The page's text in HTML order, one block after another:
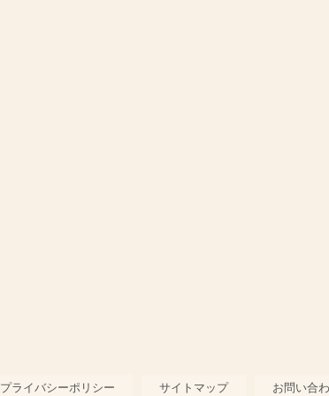
プライバシーポリシー サイトマップ お問い合